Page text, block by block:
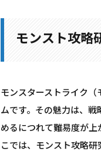
モンスト攻略
モンスターストライク
ムです。その魅力は、
めるにつれて難易度が
こでは、モンスト攻略